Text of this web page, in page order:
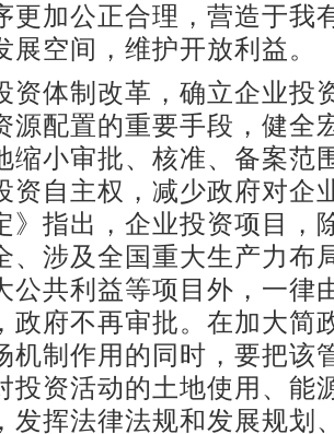
更加公正合理，营造于我
展空间，维护开放利益。
体制改革，确立企业投
源配置的重要手段，健全
缩小审批、核准、备案范
资自主权，减少政府对企
》指出，企业投资项目，
、涉及全国重大生产力布
公共利益等项目外，一律
政府不再审批。在加大简
机制作用的同时，要把该
投资活动的土地使用、能
发挥法律法规和发展规划